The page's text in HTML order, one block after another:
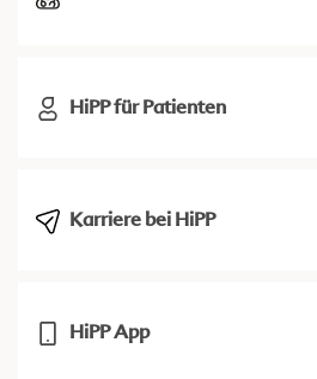
HiPP für Patienten
Karriere bei HiPP
HiPP App